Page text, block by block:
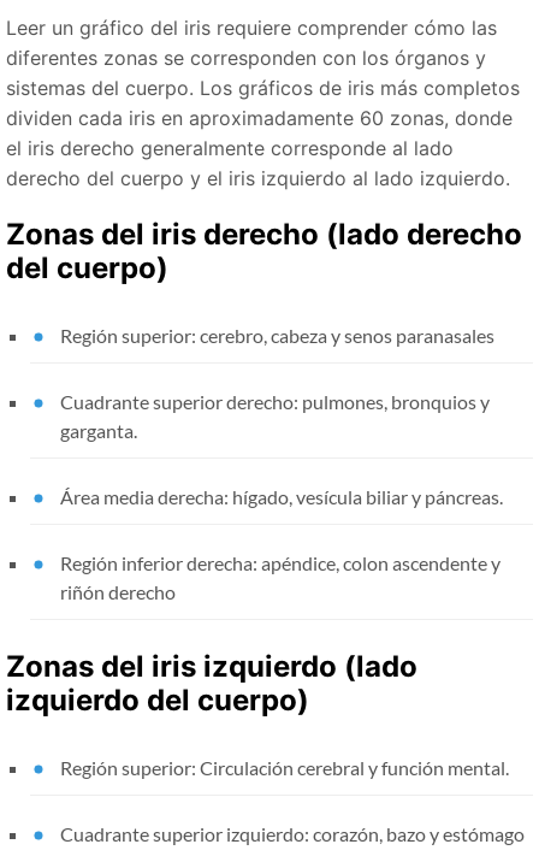
Leer un gráfico del iris requiere comprender cómo las
diferentes zonas se corresponden con los órganos y
sistemas del cuerpo. Los gráficos de iris más completos
dividen cada iris en aproximadamente 60 zonas, donde
el iris derecho generalmente corresponde al lado
derecho del cuerpo y el iris izquierdo al lado izquierdo.
Zonas del iris derecho (lado derecho
del cuerpo)
Región superior: cerebro, cabeza y senos paranasales
Cuadrante superior derecho: pulmones, bronquios y
garganta.
Área media derecha: hígado, vesícula biliar y páncreas.
Región inferior derecha: apéndice, colon ascendente y
riñón derecho
Zonas del iris izquierdo (lado
izquierdo del cuerpo)
Región superior: Circulación cerebral y función mental.
Cuadrante superior izquierdo: corazón, bazo y estómago